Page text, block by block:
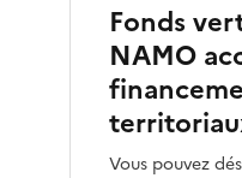
Fonds
NAMO
Vous pouvez